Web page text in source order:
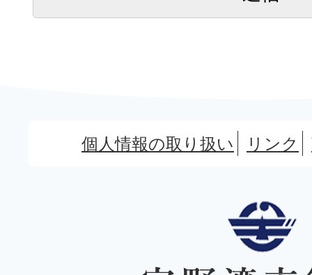
個人情報の取り扱い リンク